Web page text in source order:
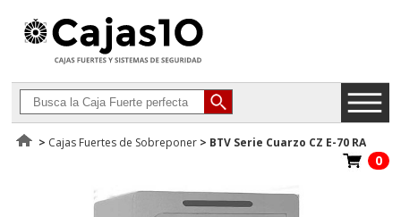
> Cajas Fuertes de Sobreponer > BTV Serie Cuarzo CZ E-70 RA
0